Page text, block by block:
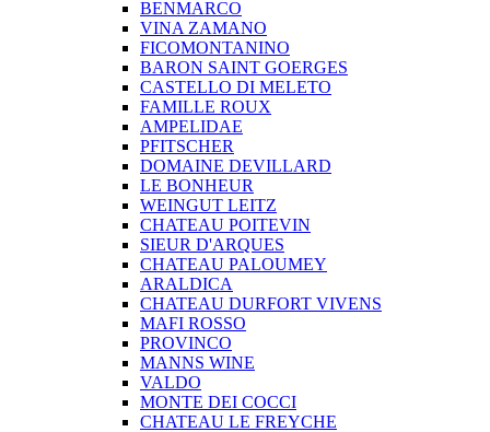
BENMARCO
VINA ZAMANO
FICOMONTANINO
BARON SAINT GOERGES
CASTELLO DI MELETO
FAMILLE ROUX
AMPELIDAE
PFITSCHER
DOMAINE DEVILLARD
LE BONHEUR
WEINGUT LEITZ
CHATEAU POITEVIN
SIEUR D'ARQUES
CHATEAU PALOUMEY
ARALDICA
CHATEAU DURFORT VIVENS
MAFI ROSSO
PROVINCO
MANNS WINE
VALDO
MONTE DEI COCCI
CHATEAU LE FREYCHE